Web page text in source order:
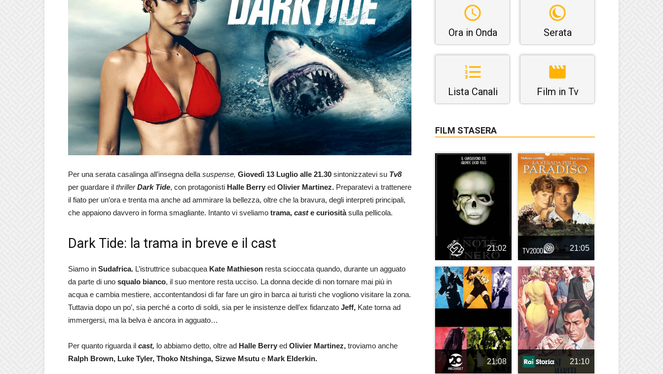
Per una serata casalinga all’insegna della suspense, Giovedì 13 Luglio alle 21.30 sintonizzatevi su Tv8
per guardare il thriller Dark Tide, con protagonisti Halle Berry ed Olivier Martinez. Preparatevi a trattenere
il fiato per un’ora e trenta ma anche ad ammirare la bellezza, oltre che la bravura, degli interpreti principali,
che appaiono davvero in forma smagliante. Intanto vi sveliamo trama, caste curiositàsulla pellicola.
Dark Tide: la trama in breve e il cast
Siamo in Sudafrica. L’istruttrice subacquea Kate Mathieson resta scioccata quando, durante un agguato
da parte di uno squalo bianco, il suo mentore resta ucciso. La donna decide di non tornare mai più in
acqua e cambia mestiere, accontentandosi di far fare un giro in barca ai turisti che vogliono visitare la zona.
Tuttavia dopo un po’, sia perché a corto di soldi, sia per le insistenze dell’ex fidanzato Jeff, Kate torna ad
immergersi, ma la belva è ancora in agguato…
Per quanto riguarda il cast, lo abbiamo detto, oltre ad Halle Berry ed Olivier Martinez, troviamo anche
Ralph Brown, Luke Tyler, Thoko Ntshinga, Sizwe Msutu e Mark Elderkin.
Ora in Onda Serata
Lista Canali Film in Tv
FILM STASERA
21:02 21:05
21:08 21:10